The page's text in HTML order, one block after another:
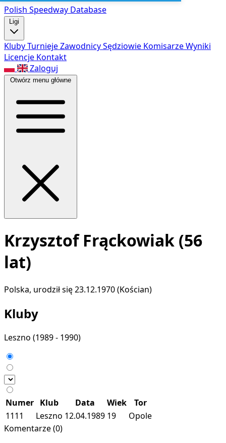
Polish Speedway Database
Ligi
KlubyTurniejeZawodnicySędziowie KomisarzeWyniki
Licencje Kontakt
Zaloguj
Otwórz menu główne
Krzysztof Frąckowiak (56
lat)
Polska, urodził się 23.12.1970 (Kościan)
Kluby
Leszno (1989 - 1990)
Numer Klub Data Wiek
Tor
1111
Leszno 12.04.1989 19
Opole
Komentarze (0)